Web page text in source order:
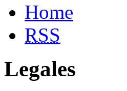
Home
RSS
Legales